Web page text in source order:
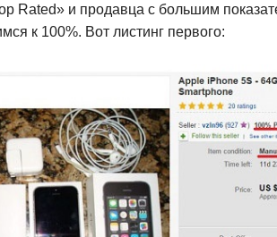
Rated» и продавца с большим
к 100%. Вот листинг первого: